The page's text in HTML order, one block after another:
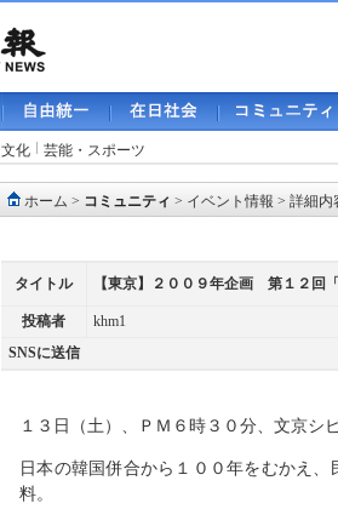
文化 芸能・スポーツ
ホーム > コミュニティ > イベント情報 > 詳細内
タイトル 【東京】２００９年企画 第１２回
投稿者
khm1
SNSに送信
１３日（土）、ＰＭ６時３０分、文京シ
日本の韓国併合から１００年をむかえ
料。